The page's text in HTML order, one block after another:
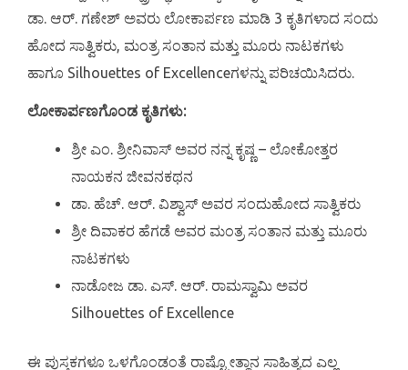
ಡಾ. ಆರ್. ಗಣೇಶ್ ಅವರು ಲೋಕಾರ್ಪಣ ಮಾಡಿ 3 ಕೃತಿಗಳಾದ ಸಂದು
ಹೋದ ಸಾತ್ವಿಕರು, ಮಂತ್ರ ಸಂತಾನ ಮತ್ತು ಮೂರು ನಾಟಕಗಳು
ಹಾಗೂ Silhouettes of Excellenceಗಳನ್ನು ಪರಿಚಯಿಸಿದರು.
ಲೋಕಾರ್ಪಣಗೊಂಡ ಕೃತಿಗಳು:
ಶ್ರೀ ಎಂ. ಶ್ರೀನಿವಾಸ್ ಅವರ ನನ್ನ ಕೃಷ್ಣ – ಲೋಕೋತ್ತರ
ನಾಯಕನ ಜೀವನಕಥನ
ಡಾ. ಹೆಚ್. ಆರ್. ವಿಶ್ವಾಸ್ ಅವರ ಸಂದುಹೋದ ಸಾತ್ವಿಕರು
ಶ್ರೀ ದಿವಾಕರ ಹೆಗಡೆ ಅವರ ಮಂತ್ರ ಸಂತಾನ ಮತ್ತು ಮೂರು
ನಾಟಕಗಳು
ನಾಡೋಜ ಡಾ. ಎಸ್. ಆರ್. ರಾಮಸ್ವಾಮಿ ಅವರ
Silhouettes of Excellence
ಈ ಪುಸ್ತಕಗಳೂ ಒಳಗೊಂಡಂತೆ ರಾಷ್ಟ್ರೋತ್ಥಾನ ಸಾಹಿತ್ಯದ ಎಲ್ಲ